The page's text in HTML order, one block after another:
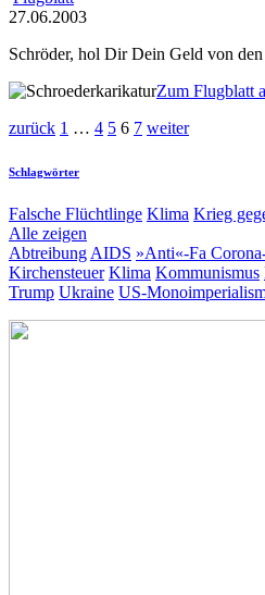
27.06.2003
Schröder, hol Dir Dein Geld von
Zum Flugblatt
zurück 1 … 4 5 6 7 weiter
Schlagwörter
Falsche Flüchtlinge Klima Krieg
Alle zeigen
AbtreibungAIDS »Anti«-Fa
Kirchensteuer Klima Kommunismus
Trump Ukraine US-